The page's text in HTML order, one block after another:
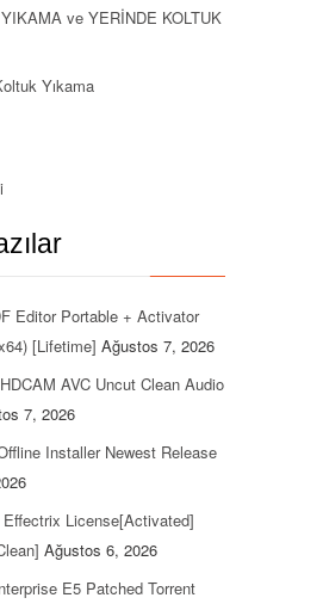
ve YERİNDE KOLTUK
Yıkama
Editor Portable + Activator
[Lifetime] Ağustos 7, 2026
AVC Uncut Clean Audio
7, 2026
Installer Newest Release
License[Activated]
Ağustos 6, 2026
E5 Patched Torrent